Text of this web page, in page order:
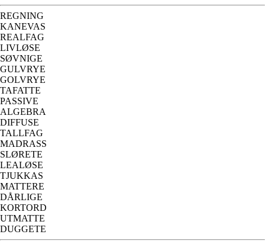
REGNING
KANEVAS
REALFAG
LIVLØSE
SØVNIGE
GULVRYE
GOLVRYE
TAFATTE
PASSIVE
ALGEBRA
DIFFUSE
TALLFAG
MADRASS
SLØRETE
LEALØSE
TJUKKAS
MATTERE
DÅRLIGE
KORTORD
UTMATTE
DUGGETE